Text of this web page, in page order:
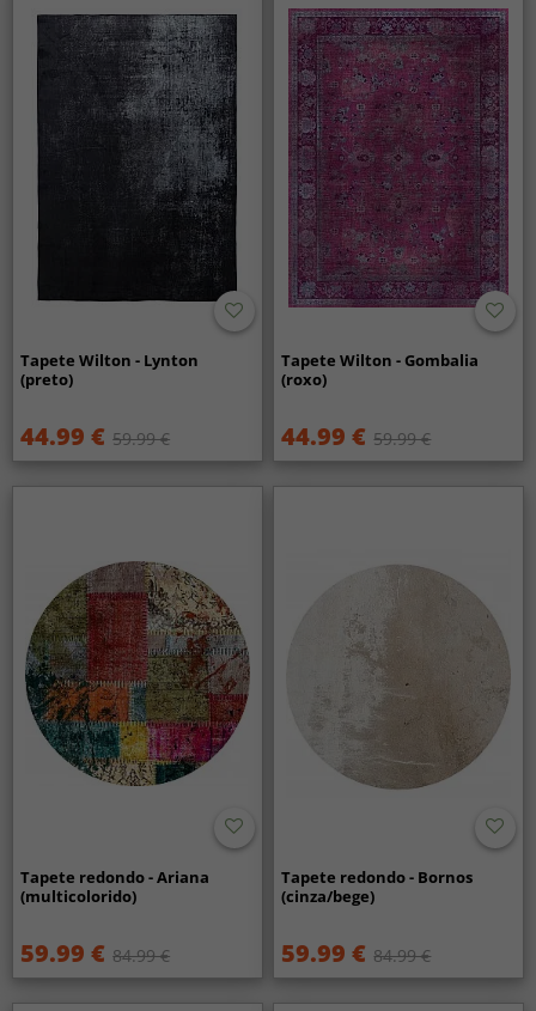
Tapete Wilton - Lynton
(preto)
44.99 € 59.99 €
Tapete Wilton - Gombalia
(roxo)
44.99 € 59.99 €
Tapete redondo - Ariana
(multicolorido)
59.99 € 84.99 €
Tapete redondo - Bornos
(cinza/bege)
59.99 € 84.99 €